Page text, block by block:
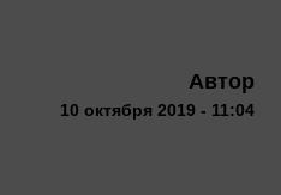
Автор
10 октября 2019 - 11:04